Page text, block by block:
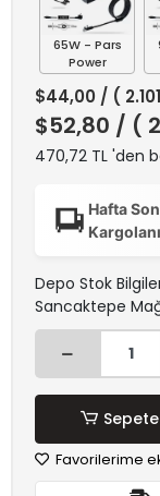
65W - Pars
Power
$44,00 / (
$52,80 / (
470,72 TL 'den
Hafta
Depo Stok
Sancaktepe
Favorilerime